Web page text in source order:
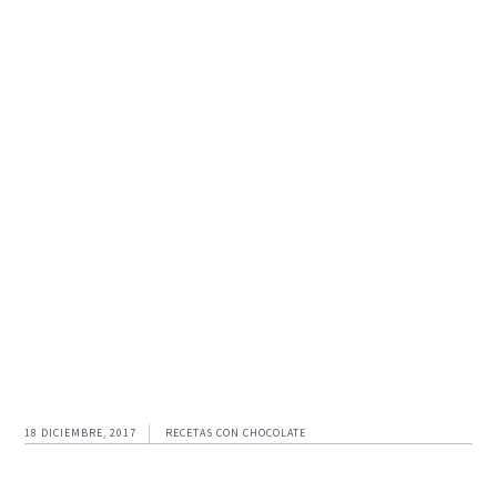
18 DICIEMBRE, 2017 RECETAS CON CHOCOLATE